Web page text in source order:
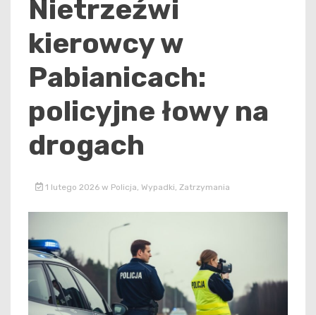
Nietrzeźwi
kierowcy w
Pabianicach:
policyjne łowy na
drogach
1 lutego 2026 w Policja Wypadki Zatrzymania